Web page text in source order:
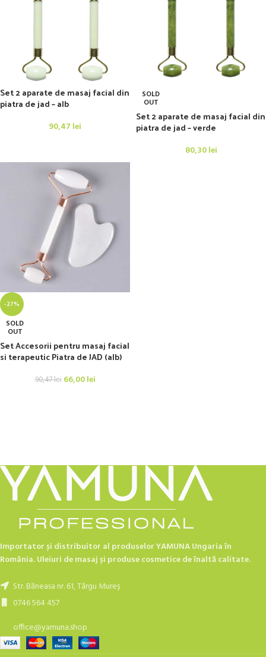
Set 2 aparate de masaj facial din
piatra de jad – alb
90,47 lei
SOLD
OUT
Set 2 aparate de masaj facial din
piatra de jad – verde
80,30lei
-27%
SOLD
OUT
Set Accesorii pentru masaj facial
si terapeutic Piatra de JAD (alb)
90,47lei 66,00lei
Importator și distribuitor al produselor YAMUNA Ungaria în
România. Uleiuri de masaj și produse cosmetice de înaltă calitate.
Str. Băneasa nr. 61, Târgu Mureș
0746 564 457
office@yamuna.shop